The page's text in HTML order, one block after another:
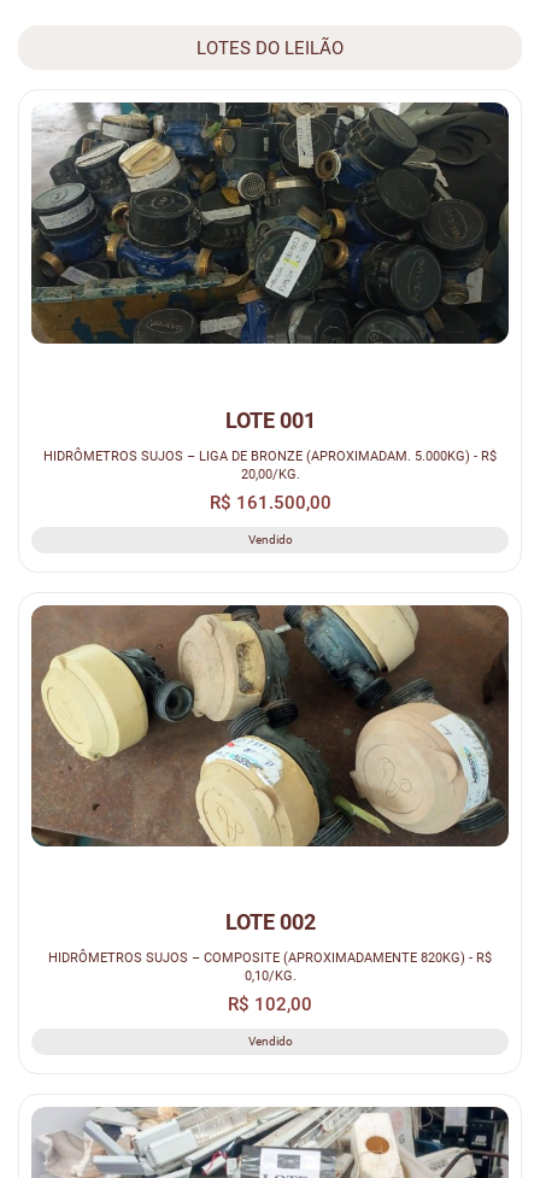
LOTES DO LEILÃO
LOTE 001
HIDRÔMETROS SUJOS – LIGA DE BRONZE (APROXIMADAM. 5.000KG) - R$
20,00/KG.
R$ 161.500,00
Vendido
LOTE 002
HIDRÔMETROS SUJOS – COMPOSITE (APROXIMADAMENTE 820KG) - R$
0,10/KG.
R$ 102,00
Vendido